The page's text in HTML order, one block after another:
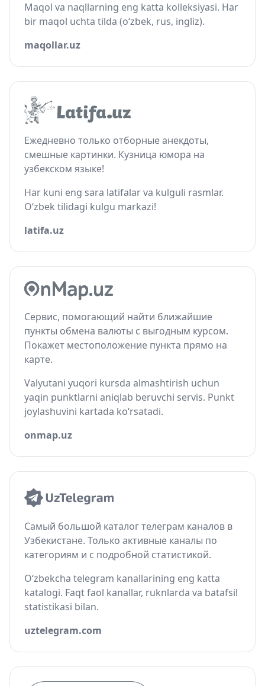
Maqol va naqllarning eng katta kolleksiyasi. Har
bir maqol uchta tilda (o‘zbek, rus, ingliz).
maqollar.uz
Ежедневно только отборные анекдоты,
смешные картинки. Кузница юмора на
узбекском языке!
Har kuni eng sara latifalar va kulguli rasmlar.
O‘zbek tilidagi kulgu markazi!
latifa.uz
Сервис, помогающий найти ближайшие
пункты обмена валюты с выгодным курсом.
Покажет местоположение пункта прямо на
карте.
Valyutani yuqori kursda almashtirish uchun
yaqin punktlarni aniqlab beruvchi servis. Punkt
joylashuvini kartada ko‘rsatadi.
onmap.uz
Самый большой каталог телеграм каналов в
Узбекистане. Только активные каналы по
категориям и с подробной статистикой.
O‘zbekcha telegram kanallarining eng katta
katalogi. Faqt faol kanallar, ruknlarda va batafsil
statistikasi bilan.
uztelegram.com